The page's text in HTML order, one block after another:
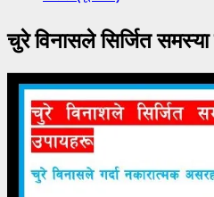
चुरे विनासले सिर्जित